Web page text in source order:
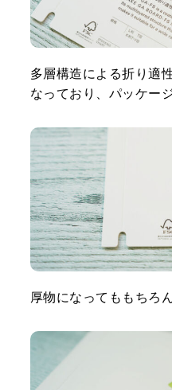
多層構造による折り適
なっており、パッケー
厚物になってももちろ